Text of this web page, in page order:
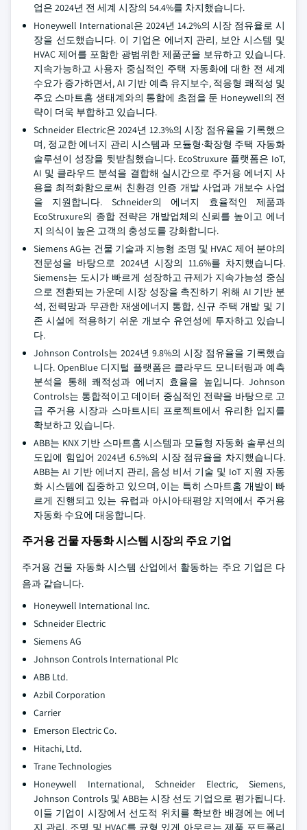
업은 2024년 전 세계 시장의 54.4%를 차지했습니다.
Honeywell International은 2024년 14.2%의 시장 점유율로 시
장을 선도했습니다. 이 기업은 에너지 관리, 보안 시스템 및
HVAC 제어를 포함한 광범위한 제품군을 보유하고 있습니다.
지속가능하고 사용자 중심적인 주택 자동화에 대한 전 세계
수요가 증가하면서, AI 기반 예측 유지보수, 적응형 쾌적성 및
주요 스마트홈 생태계와의 통합에 초점을 둔 Honeywell의 전
략이 더욱 부합하고 있습니다.
Schneider Electric은 2024년 12.3%의 시장 점유율을 기록했으
며, 정교한 에너지 관리 시스템과 모듈형·확장형 주택 자동화
솔루션이 성장을 뒷받침했습니다. EcoStruxure 플랫폼은 IoT,
AI 및 클라우드 분석을 결합해 실시간으로 주거용 에너지 사
용을 최적화함으로써 친환경 인증 개발 사업과 개보수 사업
을 지원합니다. Schneider의 에너지 효율적인 제품과
EcoStruxure의 종합 전략은 개발업체의 신뢰를 높이고 에너
지 의식이 높은 고객의 충성도를 강화합니다.
Siemens AG는 건물 기술과 지능형 조명 및 HVAC 제어 분야의
전문성을 바탕으로 2024년 시장의 11.6%를 차지했습니다.
Siemens는 도시가 빠르게 성장하고 규제가 지속가능성 중심
으로 전환되는 가운데 시장 성장을 촉진하기 위해 AI 기반 분
석, 전력망과 무관한 재생에너지 통합, 신규 주택 개발 및 기
존 시설에 적용하기 쉬운 개보수 유연성에 투자하고 있습니
다.
Johnson Controls는 2024년 9.8%의 시장 점유율을 기록했습
니다. OpenBlue 디지털 플랫폼은 클라우드 모니터링과 예측
분석을 통해 쾌적성과 에너지 효율을 높입니다. Johnson
Controls는 통합적이고 데이터 중심적인 전략을 바탕으로 고
급 주거용 시장과 스마트시티 프로젝트에서 유리한 입지를
확보하고 있습니다.
ABB는 KNX 기반 스마트홈 시스템과 모듈형 자동화 솔루션의
도입에 힘입어 2024년 6.5%의 시장 점유율을 차지했습니다.
ABB는 AI 기반 에너지 관리, 음성 비서 기술 및 IoT 지원 자동
화 시스템에 집중하고 있으며, 이는 특히 스마트홈 개발이 빠
르게 진행되고 있는 유럽과 아시아·태평양 지역에서 주거용
자동화 수요에 대응합니다.
주거용 건물 자동화 시스템 시장의 주요 기업
주거용 건물 자동화 시스템 산업에서 활동하는 주요 기업은 다
음과 같습니다.
Honeywell International Inc.
Schneider Electric
Siemens AG
Johnson Controls International Plc
ABB Ltd.
Azbil Corporation
Carrier
Emerson Electric Co.
Hitachi, Ltd.
Trane Technologies
Honeywell International, Schneider Electric, Siemens,
Johnson Controls 및 ABB는 시장 선도 기업으로 평가됩니다.
이들 기업이 시장에서 선도적 위치를 확보한 배경에는 에너
지 관리, 조명 및 HVAC를 균형 있게 아우르는 제품 포트폴리